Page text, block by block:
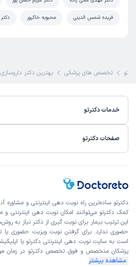
فریده شمس الدینی محبوبه خاکپور
تخصص های پزشکی بهترین دکتر داروسازی
خدمات دکترتو
صفحات دکترتو
دکترتو ساده‌ترین راه نوبت‌ دهی اینترنتی و مشاوره
کمک دکترتو می‌توانند امکان نوبت دهی اینترنتی و
این ترتیب بیمار برای نوبت گیری از دکتر نیاز به
حضوری ندارد. برای گرفتن نوبت ویزیت حضوری یا
است به سایت نوبت دهی اینترنتی دکترتو یا
پزشکان متخصص و فوق تخصص دکترتو در زمان
مشاهده بیشتر